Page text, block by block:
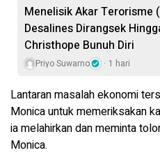
Menelisik Akar Terorisme
Desalines Dirangsek
Christhope Bunuh Diri
Priyo Suwarno 1 hari
Lantaran masalah ekonomi
Monica untuk memeriksakan
ia melahirkan dan meminta
Monica.